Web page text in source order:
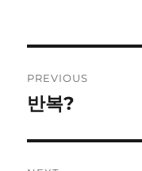
navigation
PREVIOUS
Previous
반복?